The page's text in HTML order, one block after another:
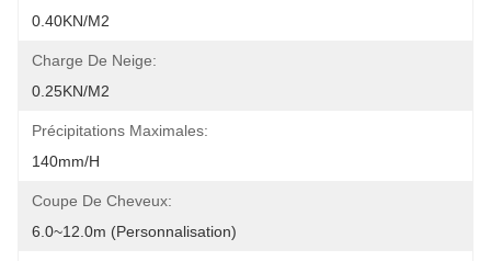
0.40KN/m2
Charge De Neige:
0.25KN/m2
Précipitations Maximales:
140mm/h
Coupe De Cheveux:
6.0~12.0m (personnalisation)